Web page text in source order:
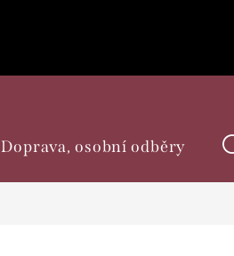
Doprava, osobní odběry